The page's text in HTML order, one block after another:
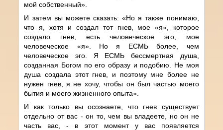
мой собственный».
И затем вы можете сказать: «Но я также понимаю,
что я, хотя и создал тот гнев, мое «я», которое
создало гнев, есть человеческое эго, мое
человеческое «я». Но я ЕСМЬ более, чем
человеческое эго. Я ЕСМЬ бессмертная душа,
созданная Богом по его образу и подобию. Не моя
душа создала этот гнев, и поэтому мне более не
нужен гнев, я не хочу, чтобы он был частью моего
бытия и моего жизненного опыта».
И как только вы осознаете, что гнев существует
отдельно от вас - он то, чем вы владеете, но он не
часть вас, - в этот момент у вас появляется